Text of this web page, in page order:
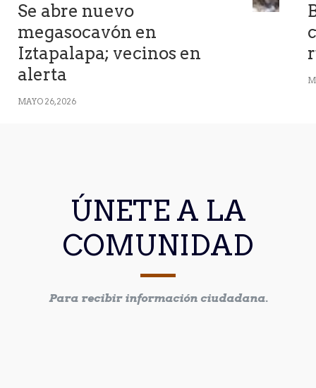
Se abre nuevo
megasocavón en
Iztapalapa; vecinos en
alerta
MAYO 26, 2026
ÚNETE A LA
COMUNIDAD
Para recibir información ciudadana.